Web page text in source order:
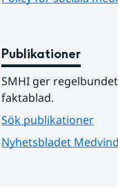
Publikationer
SMHI ger
faktablad.
Sök publikationer
Nyhetsbladet Medvind